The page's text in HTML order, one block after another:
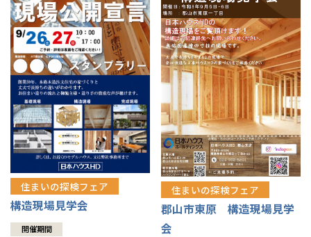
住まいの探検フェア
構造現場見学会
開催期間
住まいの探検フェア
郡山市東原 構造現場見学
会